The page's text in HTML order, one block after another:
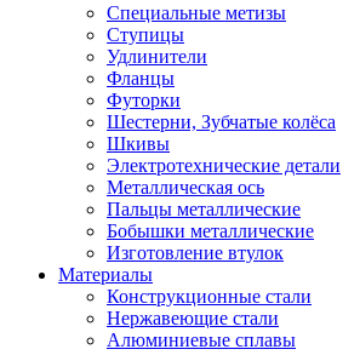
Специальные метизы
Ступицы
Удлинители
Фланцы
Футорки
Шестерни, Зубчатые колёса
Шкивы
Электротехнические детали
Металлическая ось
Пальцы металлические
Бобышки металлические
Изготовление втулок
Материалы
Конструкционные стали
Нержавеющие стали
Алюминиевые сплавы